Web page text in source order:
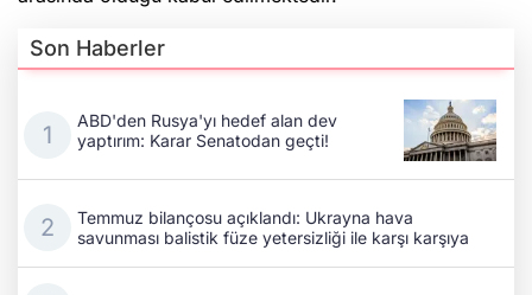
Son Haberler
ABD'den Rusya'yı hedef alan dev
yaptırım: Karar Senatodan geçti!
Temmuz bilançosu açıklandı: Ukrayna hava
savunması balistik füze yetersizliği ile karşı karşıya